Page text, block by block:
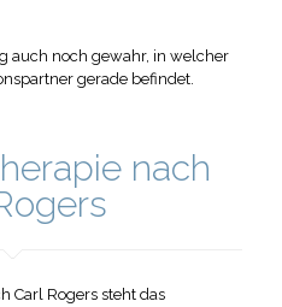
auch noch gewahr, in welcher
gerade befindet.
nach
Carl Rogers steht das